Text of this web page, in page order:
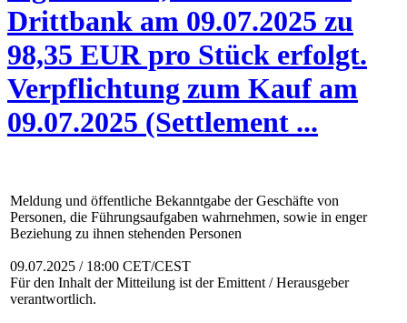
Drittbank am 09.07.2025 zu
98,35 EUR pro Stück erfolgt.
Verpflichtung zum Kauf am
09.07.2025 (Settlement ...
Meldung und öffentliche Bekanntgabe der Geschäfte von
Personen, die Führungsaufgaben wahrnehmen, sowie in enger
Beziehung zu ihnen stehenden Personen
09.07.2025 / 18:00 CET/CEST
Für den Inhalt der Mitteilung ist der Emittent / Herausgeber
verantwortlich.